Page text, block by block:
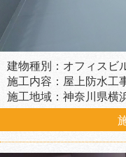
建物種別：オフィスビ
施工内容：屋上防水工
施工地域：神奈川県横